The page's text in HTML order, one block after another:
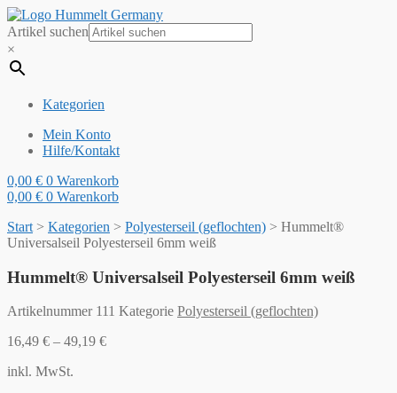
Artikel suchen
×
Kategorien
Mein Konto
Hilfe/Kontakt
0,00 € 0 Warenkorb
0,00 € 0 Warenkorb
Start > Kategorien > Polyesterseil (geflochten) > Hummelt®
Universalseil Polyesterseil 6mm weiß
Hummelt® Universalseil Polyesterseil 6mm weiß
Artikelnummer 111 Kategorie Polyesterseil (geflochten)
16,49 € – 49,19 €
inkl. MwSt.